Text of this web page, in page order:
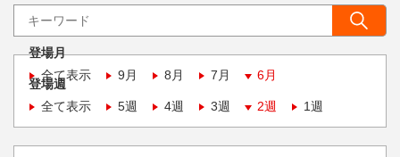
登場月
全て表示
9月 8月 7月 6月
登場週
全て表示
5週 4週 3週 2週 1週